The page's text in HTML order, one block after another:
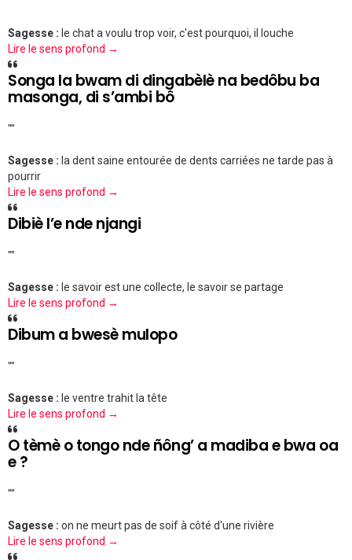
Sagesse : le chat a voulu trop voir, c'est pourquoi, il louche
Lire le sens profond →
Songa la bwam di dingabèlè na bedôbu ba
masonga, di s’ambi bô
""
Sagesse : la dent saine entourée de dents carriées ne tarde pas à
pourrir
Lire le sens profond →
Dibiè l’e nde njangi
""
Sagesse : le savoir est une collecte, le savoir se partage
Lire le sens profond →
Dibum a bwesè mulopo
""
Sagesse : le ventre trahit la tête
Lire le sens profond →
O tèmè o tongo nde ñông’ a madiba e bwa oa
e ?
""
Sagesse : on ne meurt pas de soif à côté d'une rivière
Lire le sens profond →